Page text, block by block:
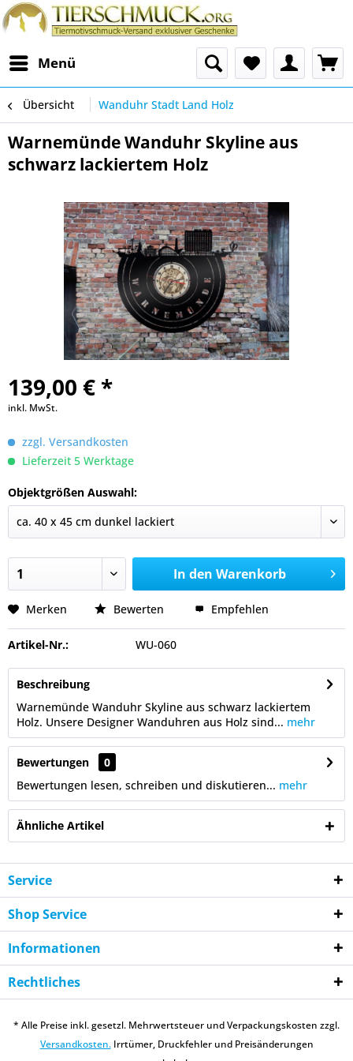
Menü
Übersicht Wanduhr Stadt Land Holz
Warnemünde Wanduhr Skyline aus
schwarz lackiertem Holz
139,00 € *
inkl. MwSt.
zzgl. Versandkosten
Lieferzeit 5 Werktage
Objektgrößen Auswahl:
In den Warenkorb
Merken Bewerten Empfehlen
Artikel-Nr.: WU-060
Beschreibung
Warnemünde Wanduhr Skyline aus schwarz lackiertem
Holz. Unsere Designer Wanduhren aus Holz sind... mehr
Bewertungen
0
Bewertungen lesen, schreiben und diskutieren... mehr
Ähnliche Artikel
Service
Shop Service
Informationen
Rechtliches
* Alle Preise inkl. gesetzl. Mehrwertsteuer und Verpackungskosten zzgl.
Versandkosten.Irrtümer, Druckfehler und Preisänderungen